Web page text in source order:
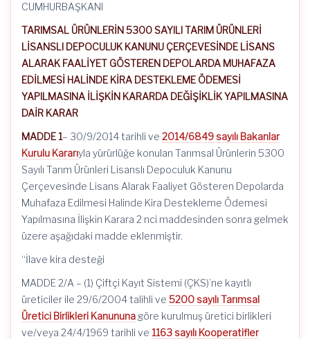
CUMHURBAŞKANI
TARIMSAL ÜRÜNLERİN 5300 SAYILI TARIM ÜRÜNLERİ
LİSANSLI DEPOCULUK KANUNU ÇERÇEVESİNDE LİSANS
ALARAK FAALİYET GÖSTEREN DEPOLARDA MUHAFAZA
EDİLMESİ HALİNDE KİRA DESTEKLEME ÖDEMESİ
YAPILMASINA İLİŞKİN KARARDA DEĞİŞİKLİK YAPILMASINA
DAİR KARAR
MADDE 1– 30/9/2014 tarihli ve 2014/6849 sayılı Bakanlar
Kurulu Kararıyla yürürlüğe konulan Tarımsal Ürünlerin 5300
Sayılı Tarım Ürünleri Lisanslı Depoculuk Kanunu
Çerçevesinde Lisans Alarak Faaliyet Gösteren Depolarda
Muhafaza Edilmesi Halinde Kira Destekleme Ödemesi
Yapılmasına İlişkin Karara 2 nci maddesinden sonra gelmek
üzere aşağıdaki madde eklenmiştir.
“İlave kira desteği
MADDE 2/A – (1) Çiftçi Kayıt Sistemi (ÇKS)’ne kayıtlı
üreticiler ile 29/6/2004 talihli ve 5200 sayılı Tarımsal
Üretici Birlikleri Kanununa göre kurulmuş üretici birlikleri
ve/veya 24/4/1969 tarihli ve 1163 sayılı Kooperatifler